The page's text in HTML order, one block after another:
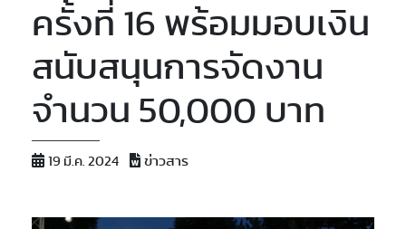
ครั้งที่ 16 พร้อมมอบเงิน
สนับสนุนการจัดงาน
จำนวน 50,000 บาท
19 มี.ค. 2024 ข่าวสาร